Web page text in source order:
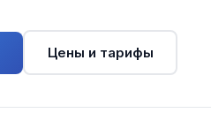
Цены и тарифы